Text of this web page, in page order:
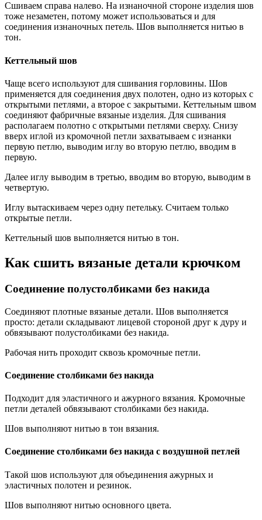
Сшиваем справа налево. На изнаночной стороне изделия шов
тоже незаметен, потому может использоваться и для
соединения изнаночных петель. Шов выполняется нитью в
тон.
Кеттельный шов
Чаще всего используют для сшивания горловины. Шов
применяется для соединения двух полотен, одно из которых с
открытыми петлями, а второе с закрытыми. Кеттельным швом
соединяют фабричные вязаные изделия. Для сшивания
располагаем полотно с открытыми петлями сверху. Снизу
вверх иглой из кромочной петли захватываем с изнанки
первую петлю, выводим иглу во вторую петлю, вводим в
первую.
Далее иглу выводим в третью, вводим во вторую, выводим в
четвертую.
Иглу вытаскиваем через одну петельку. Считаем только
открытые петли.
Кеттельный шов выполняется нитью в тон.
Как сшить вязаные детали крючком
Соединение полустолбиками без накида
Соединяют плотные вязаные детали. Шов выполняется
просто: детали складывают лицевой стороной друг к дуру и
обвязывают полустолбиками без накида.
Рабочая нить проходит сквозь кромочные петли.
Соединение столбиками без накида
Подходит для эластичного и ажурного вязания. Кромочные
петли деталей обвязывают столбиками без накида.
Шов выполняют нитью в тон вязания.
Соединение столбиками без накида с воздушной петлей
Такой шов используют для объединения ажурных и
эластичных полотен и резинок.
Шов выполняют нитью основного цвета.